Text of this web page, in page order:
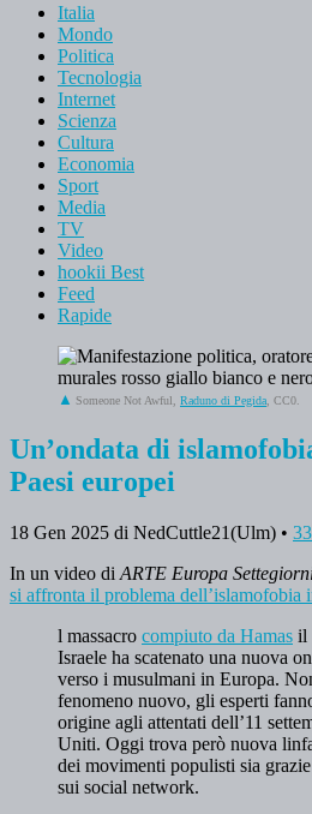
Italia
Mondo
Politica
Tecnologia
Internet
Scienza
Cultura
Economia
Sport
Media
TV
Video
hookii Best
Feed
Rapide
Someone Not Awful, Raduno di Pegida , CC0.
Un’ondata di
Paesi europei
18 Gen 2025 di NedCuttle21(Ulm) •
In un video di ARTE Europa
si affronta il problema dell’islamofobia
l massacro compiuto da Hamas il
Israele ha scatenato una nuova
verso i musulmani in Europa.
fenomeno nuovo, gli esperti
origine agli attentati dell’11
Uniti. Oggi trova però nuova
dei movimenti populisti sia
sui social network.